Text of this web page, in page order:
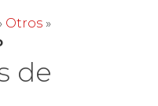
Otros»
de